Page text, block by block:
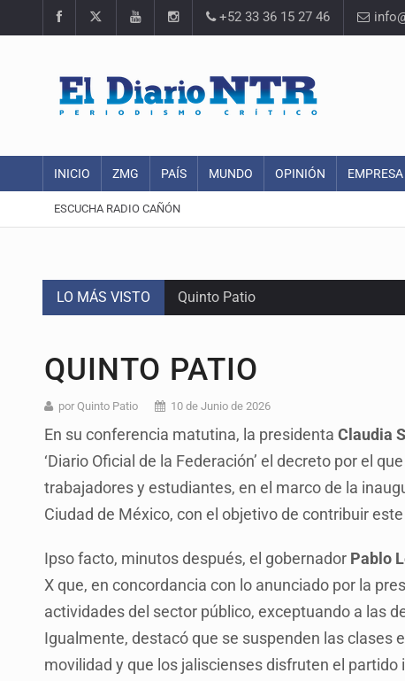
+52 33 36 15 27 46
INICIO ZMG PAÍS MUNDO OPINIÓN EMPRESA
ESCUCHA RADIO CAÑÓN
LO MÁS VISTO Quinto Patio
SCJN ordena al Congreso de
Fiscalía exhuma 126 cuerpos de 32
Al archivo la mitad de quejas contra
Ya hay solicitud de audiencia de
Vecinos acusan retiro de árboles;
Cae en Zapopan prófugo
UdeG convierte residuos de agave
QUINTO PATIO
por Quinto Patio 10 de Junio de 2026
En su conferencia matutina, la presidenta Claudia
‘Diario Oficial de la Federación’ el decreto por el
trabajadores y estudiantes, en el marco de la
Ciudad de México, con el objetivo de contribuir
Ipso facto, minutos después, el gobernador Pablo
X que, en concordancia con lo anunciado por la
actividades del sector público, exceptuando a las
Igualmente, destacó que se suspenden las clases
movilidad y que los jaliscienses disfruten el